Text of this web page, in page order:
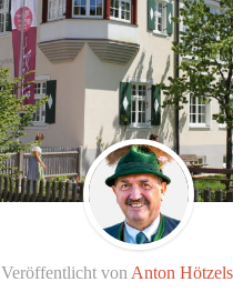
Veröffentlicht von Anton